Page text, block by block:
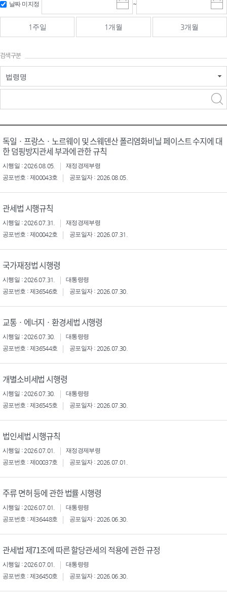
날짜 미지정
시
작
일
선
~
마
감
선
1주일 1개월 3개월
검색구분
법령명
독일ㆍ프랑스ㆍ노르웨이 및 스웨덴산 폴리염화비닐 페이스트 수지에 대
한 덤핑방지관세 부과에 관한 규칙
시행일 : 2026.08.05.
재정경제부령
공포번호 : 제00043호
공포일자 : 2026.08.05.
관세법 시행규칙
시행일 : 2026.07.31.
재정경제부령
공포번호 : 제00042호
공포일자 : 2026.07.31.
국가재정법 시행령
시행일 : 2026.07.31.
대통령령
공포번호 : 제36546호
공포일자 : 2026.07.30.
교통ㆍ에너지ㆍ환경세법 시행령
시행일 : 2026.07.30.
대통령령
공포번호 : 제36544호
공포일자 : 2026.07.30.
개별소비세법 시행령
시행일 : 2026.07.30.
대통령령
공포번호 : 제36545호
공포일자 : 2026.07.30.
법인세법 시행규칙
시행일 : 2026.07.01.
재정경제부령
공포번호 : 제00037호
공포일자 : 2026.07.01.
주류 면허 등에 관한 법률 시행령
시행일 : 2026.07.01.
대통령령
공포번호 : 제36448호
공포일자 : 2026.06.30.
관세법 제71조에 따른 할당관세의 적용에 관한 규정
시행일 : 2026.07.01.
대통령령
공포번호 : 제36450호
공포일자 : 2026.06.30.